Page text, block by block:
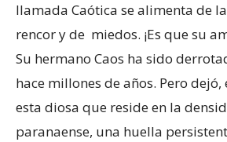
llamada Caótica se alimenta de
rencor y de miedos. ¡Es que su
Su hermano Caos ha sido
hace millones de años. Pero dejó,
esta diosa que reside en la
paranaense, una huella